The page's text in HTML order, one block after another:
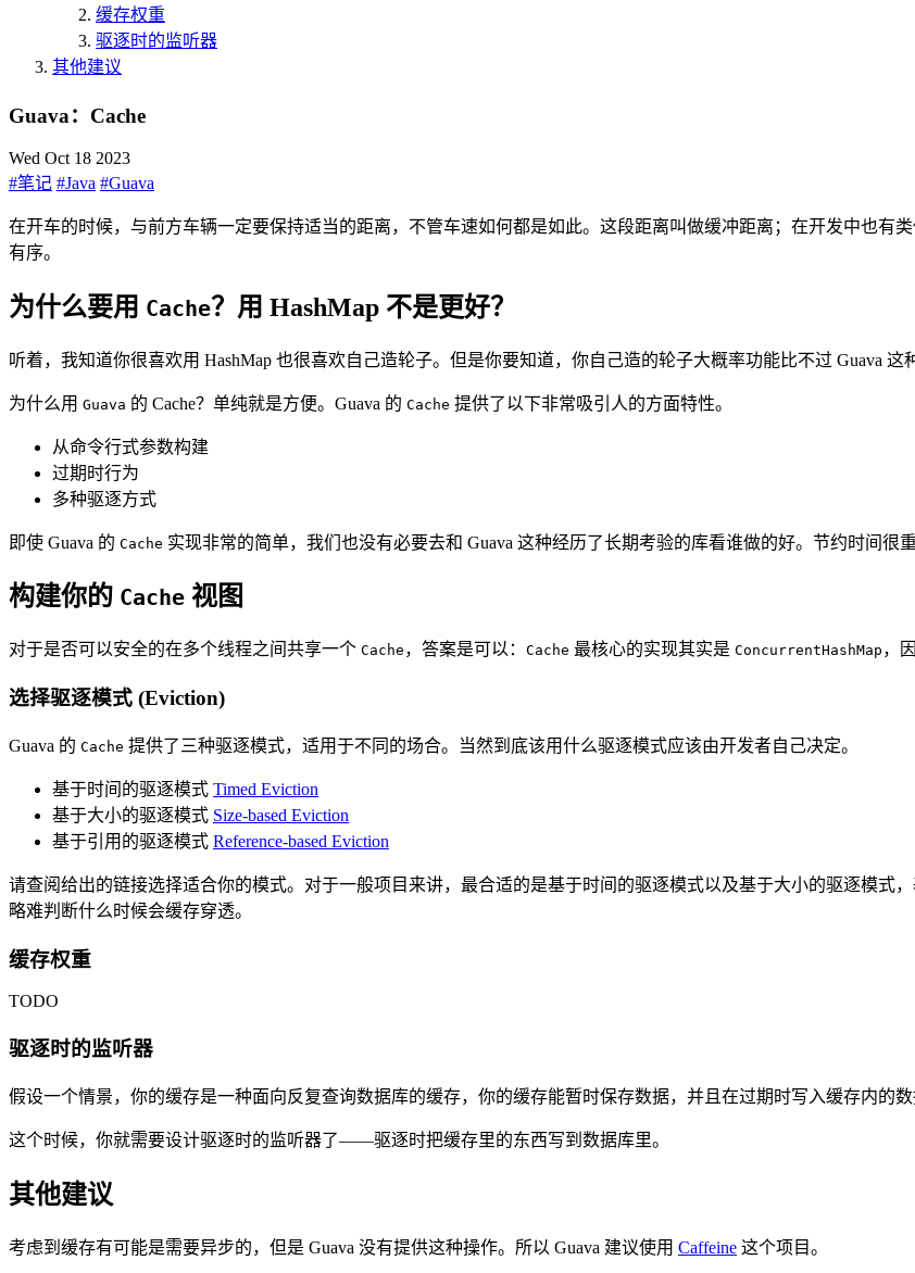
缓存权重
驱逐时的监听器
其他建议
Guava：Cache
Wed Oct 18 2023
#笔记 #Java #Guava
在开车的时候，与前方车辆一定要保持适当的距离，不管车速如何都是如此。这段距离叫做缓冲距离；在开发中也有
有序。
为什么要用 Cache？用 HashMap 不是更好？
听着，我知道你很喜欢用 HashMap 也很喜欢自己造轮子。但是你要知道，你自己造的轮子大概率功能比不过 Guava 这
为什么用 Guava 的 Cache？单纯就是方便。Guava 的 Cache 提供了以下非常吸引人的方面特性。
从命令行式参数构建
过期时行为
多种驱逐方式
即使 Guava 的 Cache 实现非常的简单，我们也没有必要去和 Guava 这种经历了长期考验的库看谁做的好。节约时间很重
构建你的 Cache 视图
对于是否可以安全的在多个线程之间共享一个 Cache ，答案是可以： Cache 最核心的实现其实是 ConcurrentHashMap ，
选择驱逐模式 (Eviction)
Guava 的 Cache 提供了三种驱逐模式，适用于不同的场合。当然到底该用什么驱逐模式应该由开发者自己决定。
基于时间的驱逐模式 Timed Eviction
基于大小的驱逐模式 Size-based Eviction
基于引用的驱逐模式 Reference-based Eviction
请查阅给出的链接选择适合你的模式。对于一般项目来讲，最合适的是基于时间的驱逐模式以及基于大小的驱逐模式
略难判断什么时候会缓存穿透。
缓存权重
TODO
驱逐时的监听器
假设一个情景，你的缓存是一种面向反复查询数据库的缓存，你的缓存能暂时保存数据，并且在过期时写入缓存内的数
这个时候，你就需要设计驱逐时的监听器了——驱逐时把缓存里的东西写到数据库里。
其他建议
考虑到缓存有可能是需要异步的，但是 Guava 没有提供这种操作。所以 Guava 建议使用 Caffeine 这个项目。